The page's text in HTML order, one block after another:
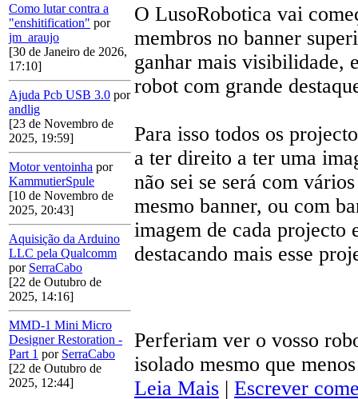
Como lutar contra a
"enshitification" por
jm_araujo
[30 de Janeiro de 2026,
17:10]
Ajuda Pcb USB 3.0 por
andlig
[23 de Novembro de
2025, 19:59]
Motor ventoinha por
KammutierSpule
[10 de Novembro de
2025, 20:43]
Aquisição da Arduino
LLC pela Qualcomm
por SerraCabo
[22 de Outubro de
2025, 14:16]
MMD-1 Mini Micro
Designer Restoration -
Part 1 por SerraCabo
[22 de Outubro de
2025, 12:44]
O LusoRobotica vai
membros no banner
ganhar mais visibilidade,
robot com grande
Para isso todos os
a ter direito a ter uma
não sei se será com
mesmo banner, ou com
imagem de cada projecto
destacando mais esse
Perferiam ver o vosso
isolado mesmo que
Leia Mais | Escrever